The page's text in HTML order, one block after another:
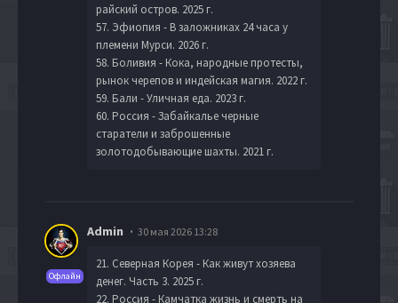
райский остров. 2025 г.
57. Эфиопия - В заложниках 24 часа у
племени Мурси. 2026 г.
58. Боливия - Кока, народные протесты,
рынок черепов и индейская магия. 2022 г.
59. Бали - Уличная еда. 2023 г.
60. Россия - Забайкалье черные
старатели и заброшенные
золотодобывающие шахты. 2021 г.
Офлайн
Admin 30 мая 2026 13:28
21. Северная Корея - Как живут хозяева
денег. Часть 3. 2025 г.
22. Россия - Камчатка жизнь и смерть на